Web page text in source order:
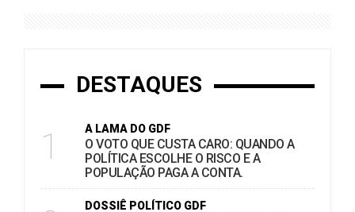
DESTAQUES
1 A LAMA DO GDF
O VOTO QUE CUSTA CARO: QUANDO A
POLÍTICA ESCOLHE O RISCO E A
POPULAÇÃO PAGA A CONTA.
DOSSIÊ POLÍTICO GDF